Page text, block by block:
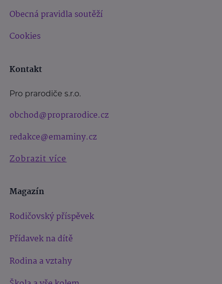
Obecná pravidla soutěží
Cookies
Kontakt
Pro prarodiče s.r.o.
obchod@proprarodice.cz
redakce@emaminy.cz
Zobrazit více
Magazín
Rodičovský příspěvek
Přídavek na dítě
Rodina a vztahy